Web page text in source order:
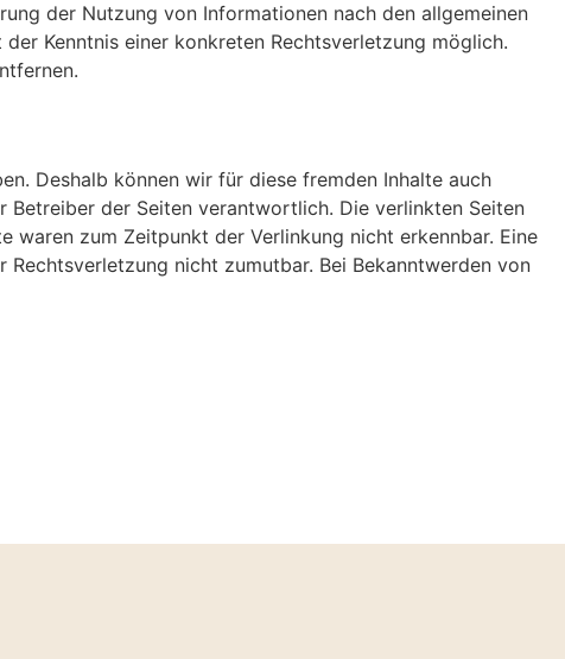
der Nutzung von Informationen nach den allgemeinen
Kenntnis einer konkreten Rechtsverletzung möglich.
Deshalb können wir für diese fremden Inhalte auch
Betreiber der Seiten verantwortlich. Die verlinkten Seiten
zum Zeitpunkt der Verlinkung nicht erkennbar. Eine
nicht zumutbar. Bei Bekanntwerden von